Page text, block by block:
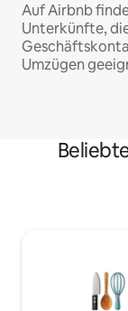
Auf Airbnb
Unterkünfte,
Umzügen